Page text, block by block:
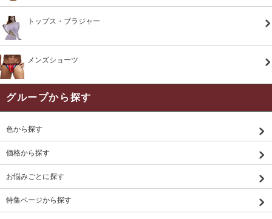
トップス・ブラジャー
メンズショーツ
グループから探す
色から探す
価格から探す
お悩みごとに探す
特集ページから探す